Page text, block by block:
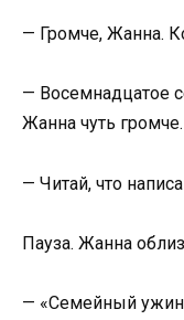
— Громче, Жанна.
— Восемнадцатое
Жанна чуть
— Читай, что
Пауза. Жанна
— «Семейный